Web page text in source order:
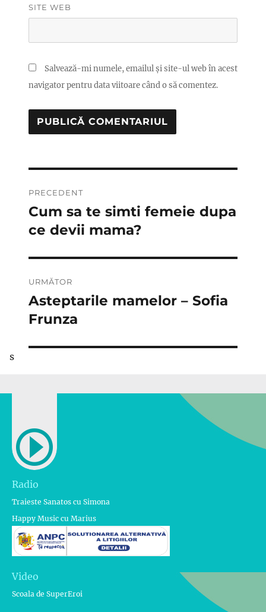
SITE WEB
Salvează-mi numele, emailul și site-ul web în acest
navigator pentru data viitoare când o să comentez.
în
articole
PRECEDENT
Articolul
anterior:
Cum sa te simti femeie dupa
ce devii mama?
URMĂTOR
Articolul
următor:
Asteptarile mamelor – Sofia
Frunza
s
Radio
Traieste Sanatos cu Simona
Happy Music cu Marius
Video
Scoala de SuperEroi